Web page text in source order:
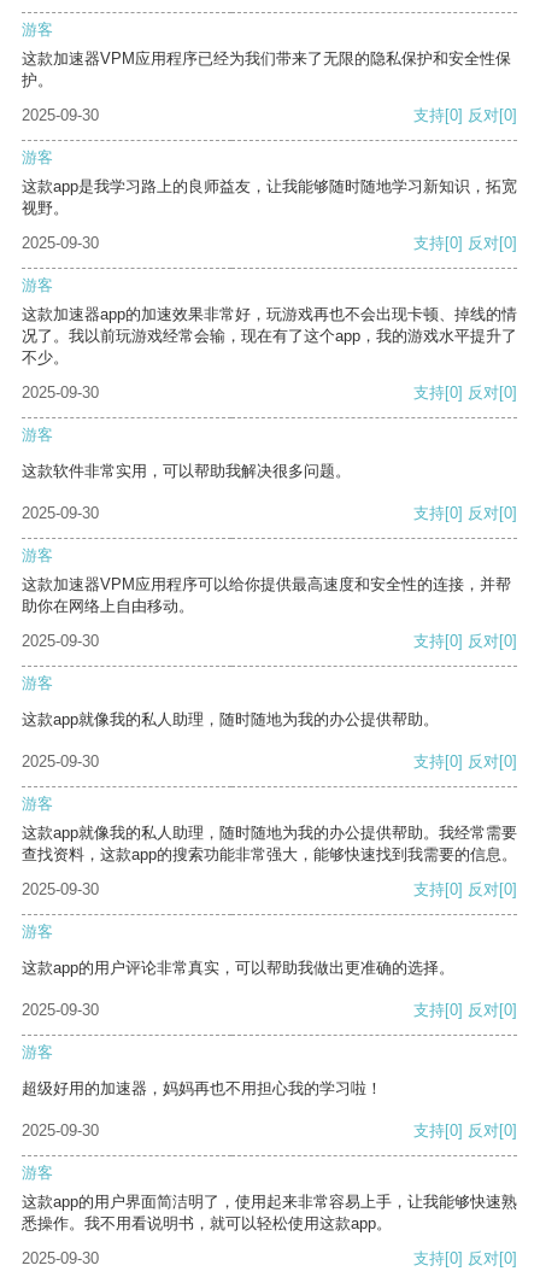
游客
这款加速器VPM应用程序已经为我们带来了无限的隐私保护和安全性保
护。
2025-09-30
支持[0] 反对[0]
游客
这款app是我学习路上的良师益友，让我能够随时随地学习新知识，拓宽
视野。
2025-09-30
支持[0] 反对[0]
游客
这款加速器app的加速效果非常好，玩游戏再也不会出现卡顿、掉线的情
况了。我以前玩游戏经常会输，现在有了这个app，我的游戏水平提升了
不少。
2025-09-30
支持[0] 反对[0]
游客
这款软件非常实用，可以帮助我解决很多问题。
2025-09-30 支持[0] 反对[0]
游客
这款加速器VPM应用程序可以给你提供最高速度和安全性的连接，并帮
助你在网络上自由移动。
2025-09-30
支持[0] 反对[0]
游客
这款app就像我的私人助理，随时随地为我的办公提供帮助。
2025-09-30 支持[0] 反对[0]
游客
这款app就像我的私人助理，随时随地为我的办公提供帮助。我经常需要
查找资料，这款app的搜索功能非常强大，能够快速找到我需要的信息。
2025-09-30
支持[0] 反对[0]
游客
这款app的用户评论非常真实，可以帮助我做出更准确的选择。
2025-09-30 支持[0] 反对[0]
游客
超级好用的加速器，妈妈再也不用担心我的学习啦！
2025-09-30 支持[0] 反对[0]
游客
这款app的用户界面简洁明了，使用起来非常容易上手，让我能够快速熟
悉操作。我不用看说明书，就可以轻松使用这款app。
2025-09-30
支持[0] 反对[0]